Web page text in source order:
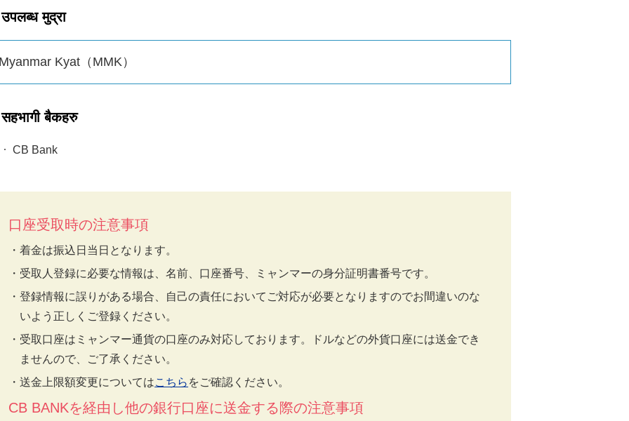
उपलब्ध मुद्रा
Kyat（MMK）
सहभागी बैकहरु
CB Bank
口座受取時の注意事項
着金は振込日当日となります。
受取人登録に必要な情報は、名前、口座番号、ミャンマーの身分証明書番号です。
登録情報に誤りがある場合、自己の責任においてご対応が必要となりますのでお間違いのな
いよう正しくご登録ください。
受取口座はミャンマー通貨の口座のみ対応しております。ドルなどの外貨口座には送金でき
ませんので、ご了承ください。
送金上限額変更についてはこちら をご確認ください。
CB BANKを経由し他の銀行口座に送金する際の注意事項